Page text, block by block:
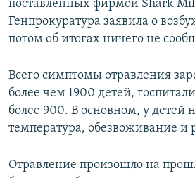
поставленных фирмой Shark
Генпрокуратура заявила о
потом об итогах ничего не
Всего симптомы отравления
более чем 1900 детей,
более 900. В основном, у детей
температура, обезвоживание и
Отравление произошло на